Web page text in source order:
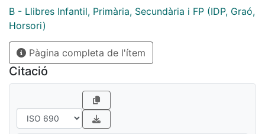
B - Llibres Infantil, Primària, Secundària i FP (IDP, Graó,
Horsori)
Pàgina completa de l'ítem
Citació